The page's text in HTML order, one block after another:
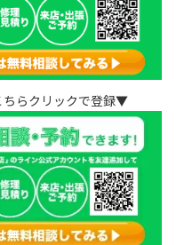
らクリックで登録▼